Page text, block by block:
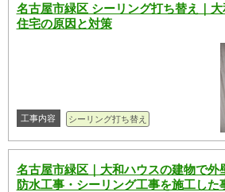
名古屋市緑区 シーリング打ち替え｜
住宅の原因と対策
工事内容 シーリング打ち替え
名古屋市緑区｜大和ハウスの建物で外
防水工事・シーリング工事を施工した